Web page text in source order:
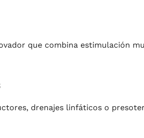
que combina estimulación
drenajes linfáticos o